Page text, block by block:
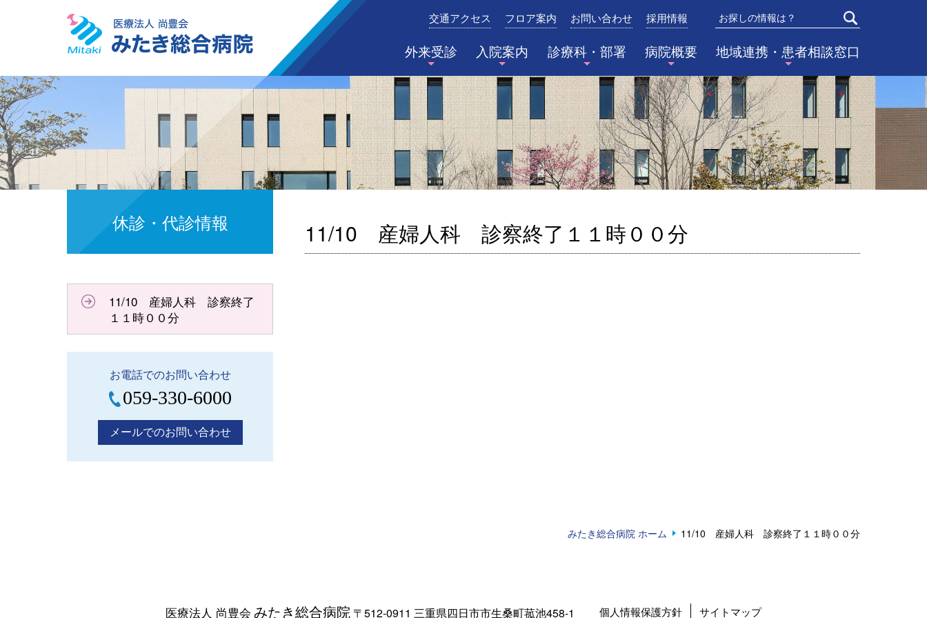
みたき総合病院〈三重県四日市市〉
外来受診 入院案内 診療科・部署 病院概要 地域連携・患者相談窓口
交通アクセス フロア案内 お問い合わせ 採用情報
休診・代診情報 11/10 産婦人科 診察終了１１時００分
11/10 産婦人科 診察終了
１１時００分
お電話でのお問い合わせ
059-330-6000
メールでのお問い合わせ
みたき総合病院 ホーム 11/10 産婦人科 診察終了１１時００分
医療法人 尚豊会 みたき総合病院 〒512-0911 三重県四日市市生桑町菰池458-1 個人情報保護方針 サイトマップ